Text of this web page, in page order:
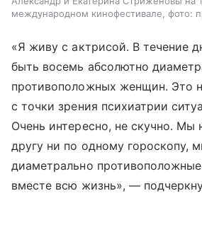
международном кинофестивале, фото:
«Я живу с актрисой. В течение
быть восемь абсолютно
противоположных женщин. Это
с точки зрения психиатрии
Очень интересно, не скучно. Мы
другу ни по одному гороскопу,
диаметрально
вместе всю жизнь», —